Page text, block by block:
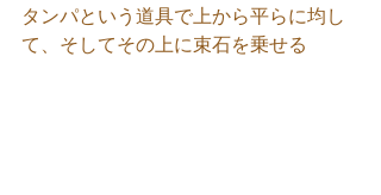
タンパという道具で上から平らに均し
て、そしてその上に束石を乗せる